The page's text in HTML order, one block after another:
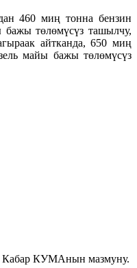
460 миң тонна бензин
төлөмүсүз ташылчу,
айтканда, 650 миң
майы бажы төлөмүсүз
Кабар КУМАнын мазмуну.